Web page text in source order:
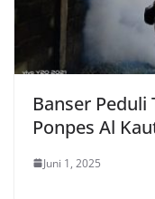
Banser Peduli
Ponpes Al
Juni 1, 2025